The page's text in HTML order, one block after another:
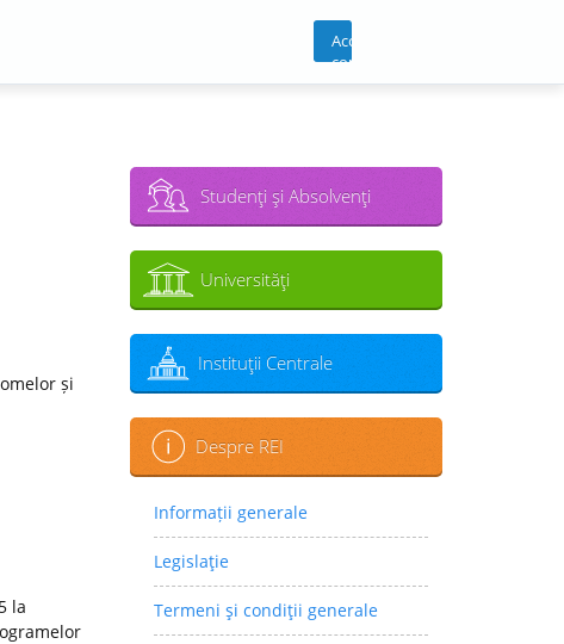
Acces
cont
și
la
Studenţi şi Absolvenţi
Universităţi
Instituţii Centrale
Despre REI
Informații generale
Legislaţie
Termeni şi condiţii generale